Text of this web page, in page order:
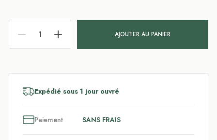
AJOUTER AU PANIER
Expédié sous 1 jour ouvré
Paiement SANS FRAIS